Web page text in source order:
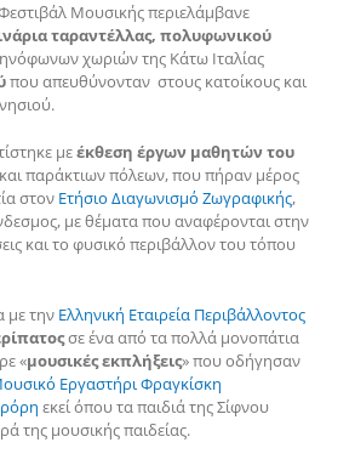
Μουσικής περιελάμβανε
ταραντέλλας, πολυφωνικού
χωριών της Κάτω Ιταλίας
που απευθύνονταν στους κατοίκους και
μεέκθεση έργων μαθητών του
παράκτιων πόλεων, που πήραν μέρος
στον Ετήσιο Διαγωνισμό Ζωγραφικής,
με θέματα που αναφέρονται στην
και το φυσικό περιβάλλον του τόπου
με την Ελληνική Εταιρεία Περιβάλλοντος
σε ένα από τα πολλά μονοπάτια
«μουσικές εκπλήξεις» που οδήγησαν
Εργαστήρι Φραγκίσκη
εκεί όπου τα παιδιά της Σίφνου
της μουσικής παιδείας.